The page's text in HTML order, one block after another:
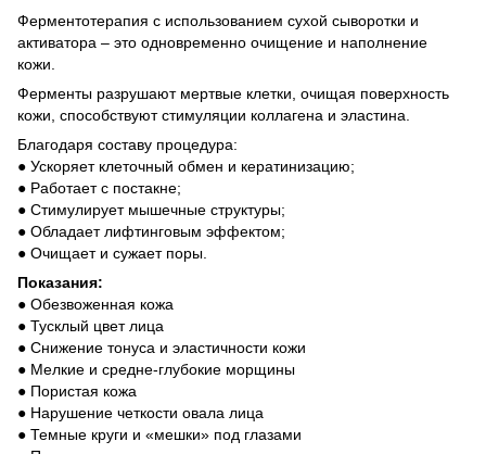
Ферментотерапия с использованием сухой сыворотки и
активатора – это одновременно очищение и наполнение
кожи.
Ферменты разрушают мертвые клетки, очищая поверхность
кожи, способствуют стимуляции коллагена и эластина.
Благодаря составу процедура:
● Ускоряет клеточный обмен и кератинизацию;
● Работает с постакне;
● Стимулирует мышечные структуры;
● Обладает лифтинговым эффектом;
● Очищает и сужает поры.
Показания:
● Обезвоженная кожа
● Тусклый цвет лица
● Снижение тонуса и эластичности кожи
● Мелкие и средне-глубокие морщины
● Пористая кожа
● Нарушение четкости овала лица
● Темные круги и «мешки» под глазами